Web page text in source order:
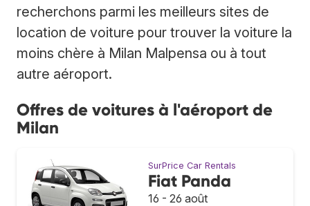
recherchons parmi les meilleurs sites de
location de voiture pour trouver la voiture la
moins chère à Milan Malpensa ou à tout
autre aéroport.
Offres de voitures à l'aéroport de
Milan
SurPrice Car Rentals
Fiat Panda
16 - 26 août